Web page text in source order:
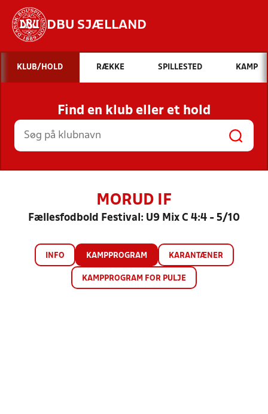
DBU SJÆLLAND
Hvad vil du søge efter?
INDHOLD OG NYHEDER
STILLINGER, RESULTATER, KLUBBER OG
HOLD
KLUB/HOLD RÆKKE SPILLESTED KAMP
Find en klub eller et hold
MORUD IF
Fællesfodbold Festival: U9 Mix C 4:4 - 5/10
INFO KAMPPROGRAM KARANTÆNER
KAMPPROGRAM FOR PULJE